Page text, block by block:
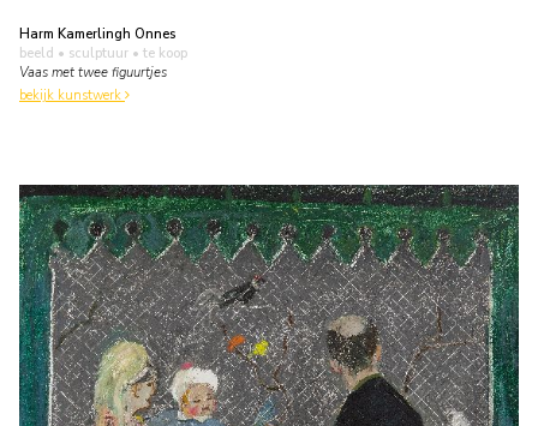
Harm Kamerlingh Onnes
beeld • sculptuur • te koop
Vaas met twee figuurtjes
bekijk kunstwerk